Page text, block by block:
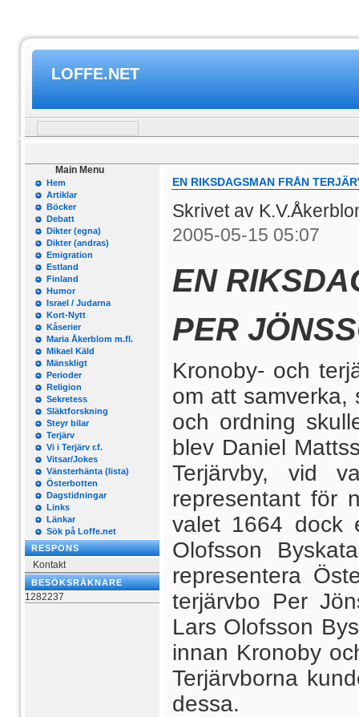
LOFFE.NET
Main Menu
Hem
Artiklar
Böcker
Debatt
Dikter (egna)
Dikter (andras)
Emigration
Estland
Finland
Humor
Israel / Judarna
Kort-Nytt
Kåserier
Maria Åkerblom m.fl.
Mikael Käld
Mänskligt
Perioder
Religion
Sekretess
Släktforskning
Steyr bilar
Terjärv
Vi i Terjärv r.f.
Vitsar/Jokes
Vänsterhänta (lista)
Österbotten
Dagstidningar
Links
Länkar
Sök på Loffe.net
RESPONS
Kontakt
BESÖKSRÄKNARE
1282237
EN RIKSDAGSMAN FRÅN
Skrivet av
2005-05-15 05:07
EN
PER
Kronoby- och
om att samverka,
och ordning
blev Daniel
Terjärvby, vid
representant för
valet 1664 dock
Olofsson
representera
terjärvbo Per
Lars Olofsson
innan Kronoby
Terjärvborna
dessa.